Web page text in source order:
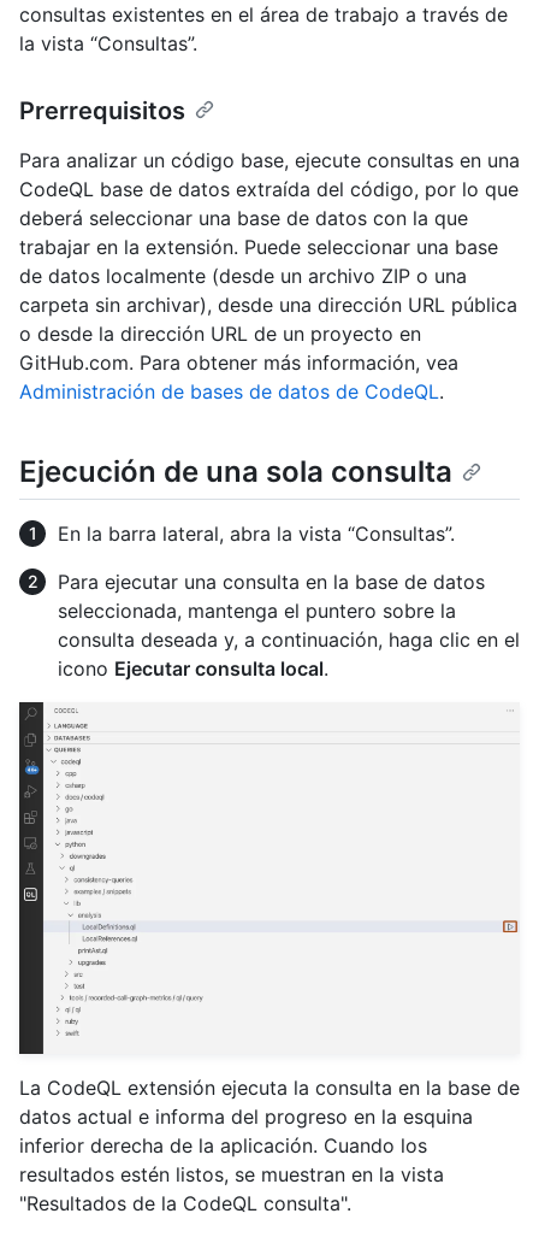
consultas existentes en el área de trabajo a través de
la vista “Consultas”.
Prerrequisitos
Para analizar un código base, ejecute consultas en una
CodeQL base de datos extraída del código, por lo que
deberá seleccionar una base de datos con la que
trabajar en la extensión. Puede seleccionar una base
de datos localmente (desde un archivo ZIP o una
carpeta sin archivar), desde una dirección URL pública
o desde la dirección URL de un proyecto en
GitHub.com. Para obtener más información, vea
Administración de bases de datos de CodeQL.
Ejecución de una sola consulta
En la barra lateral, abra la vista “Consultas”.
Para ejecutar una consulta en la base de datos
seleccionada, mantenga el puntero sobre la
consulta deseada y, a continuación, haga clic en el
icono Ejecutar consulta local.
La CodeQL extensión ejecuta la consulta en la base de
datos actual e informa del progreso en la esquina
inferior derecha de la aplicación. Cuando los
resultados estén listos, se muestran en la vista
"Resultados de la CodeQL consulta".